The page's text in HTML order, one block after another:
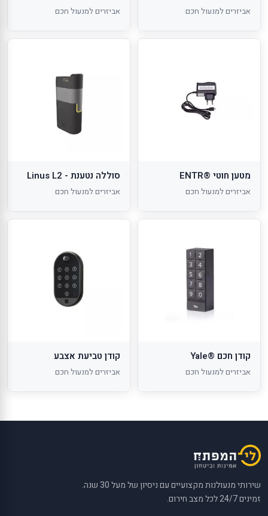
אביזרים למנעול חכם אביזרים למנעול חכם
מטען חוטי ®ENTR
אביזרים למנעול חכם
סוללה נטענת - Linus L2
אביזרים למנעול חכם
קודן חכם ®Yale
אביזרים למנעול חכם
קודן טביעת אצבע
אביזרים למנעול חכם
שירותי מנעולנות מקצועיים עם ניסיון של מעל 30 שנה.
זמינים 24/7 לכל מצב חירום.